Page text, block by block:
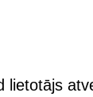
lietotājs